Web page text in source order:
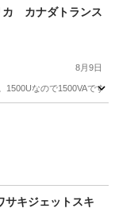
カナダトランス
8月9日
1500Uなので1500VAです
サキジェットスキ